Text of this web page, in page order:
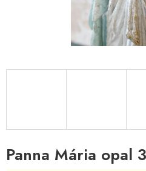
Panna Mária opal